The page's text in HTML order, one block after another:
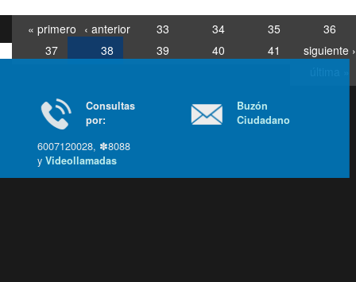
« primero ‹ anterior 33 34 35
36
37
38 39 40 41
siguiente ›
Consultas
por:
6007120028, ✽8088
yVideollamadas
Buzón
Ciudadano